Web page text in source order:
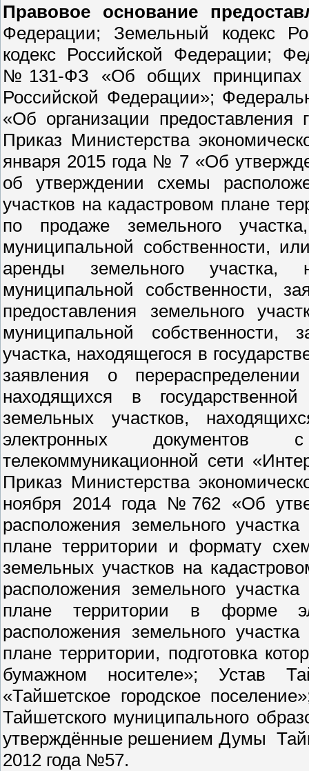
Правовое основание
Федерации; Земельный кодекс
кодекс Российской Федерации;
№131-ФЗ «Об общих принципах
Российской Федерации»;
«Об организации предоставления
Приказ Министерства
января 2015 года № 7 «Об
об утверждении схемы
участков на кадастровом плане
по продаже земельного
муниципальной собственности,
аренды земельного участка,
муниципальной собственности,
предоставления земельного
муниципальной собственности,
участка, находящегося в
заявления о
находящихся в
земельных участков,
электронных документов
телекоммуникационной сети
Приказ Министерства
ноября 2014 года №762 «Об
расположения земельного
плане территории и формату
земельных участков на
расположения земельного
плане территории в форме
расположения земельного
плане территории, подготовка
бумажном носителе»; Устав
«Тайшетское городское
Тайшетского муниципального
утверждённые решением Думы
2012 года №57.